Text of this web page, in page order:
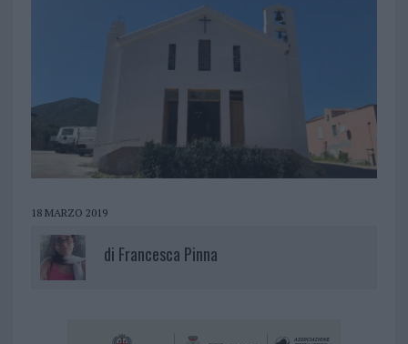
18 MARZO 2019
di Francesca Pinna